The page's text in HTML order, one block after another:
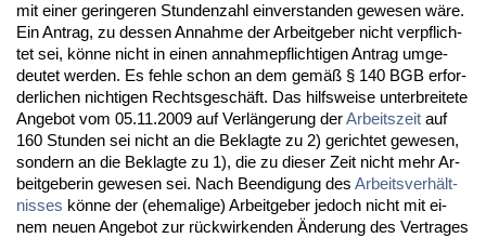
mit ei­ner ge­rin­ge­ren St­un­den­zahl ein­ver­stan­den ge­we­sen wäre.
Ein An­trag, zu des­sen An­nah­me der Ar­beit­ge­ber nicht ver­pflich­
tet sei, könne nicht in ei­nen an­nah­me­pflich­ti­gen An­trag um­ge­
deu­tet wer­den. Es feh­le schon an dem gemäß § 140 BGB er­for­
der­li­chen nich­ti­gen Rechts­geschäft. Das hilfs­wei­se un­ter­brei­te­te
An­ge­bot vom 05.11.2009 auf Verlänge­rung derAr­beits­zeit auf
160 St­un­den sei nicht an die Be­klag­te zu 2) ge­rich­tet ge­we­sen,
son­dern an die Be­klag­te zu 1), die zu die­ser Zeit nicht mehr Ar­
beit­ge­be­rin ge­we­sen sei. Nach Be­en­di­gung des Ar­beits­verhält­
nis­ses könne der (ehe­ma­li­ge) Ar­beit­ge­ber je­doch nicht mit ei­
nem neu­en An­ge­bot zur rück­wir­ken­den Ände­rung des Ver­tra­ges